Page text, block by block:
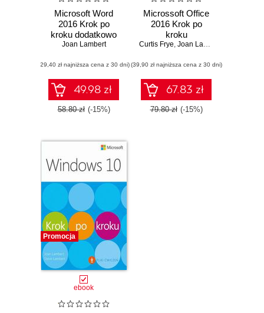
Microsoft Word
2016 Krok po
kroku dodatkowo
Pliki ćwiczeń do
Joan Lambert
(29,40 zł najniższa cena z 30 dni)
49.98 zł
58.80 zł (-15%)
Microssoft Office
2016 Krok po
kroku
Curtis Frye, Joan Lambert
(39,90 zł najniższa cena z 30 dni)
67.83 zł
79.80 zł (-15%)
Promocja
ebook